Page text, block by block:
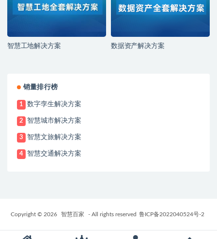
智慧工地解决方案 数据资产解决方案
销量排行榜
1 数字孪生解决方案
2 智慧城市解决方案
3 智慧文旅解决方案
4 智慧交通解决方案
Copyright © 2026 智慧百家 - All rights reserved 鲁ICP备2022040524号-2